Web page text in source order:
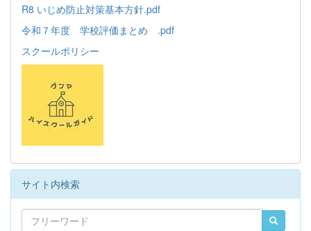
R8 いじめ防止対策基本方針.pdf
令和７年度 学校評価まとめ .pdf
スクールポリシー
サイト内検索